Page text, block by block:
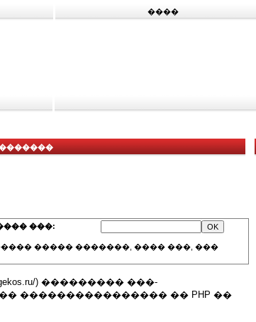
����
���:
����� �������, ���� ���, ���
) ��������� ���-
���������������� �� PHP ��